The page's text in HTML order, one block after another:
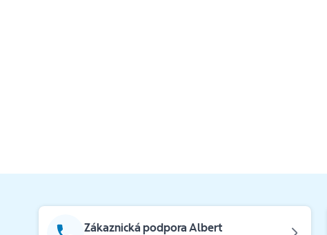
Zákaznická podpora Albert